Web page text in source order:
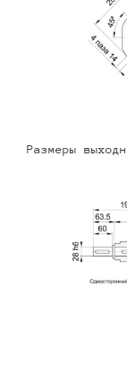
Размеры